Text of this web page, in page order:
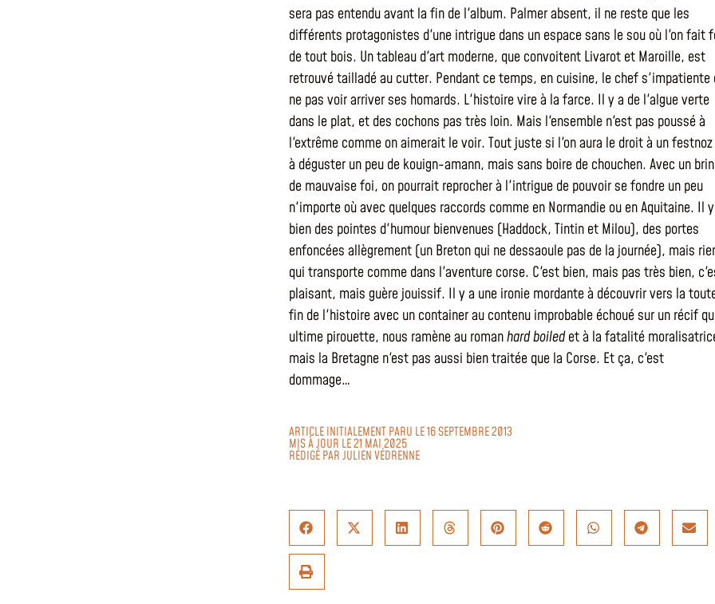
sera pas entendu avant la fin de l'album. Palmer absent, il ne reste que les
différents protagonistes d'une intrigue dans un espace sans le sou où l'on fait
de tout bois. Un tableau d'art moderne, que convoitent Livarot et Maroille, est
retrouvé tailladé au cutter. Pendant ce temps, en cuisine, le chef s'impatiente
ne pas voir arriver ses homards. L'histoire vire à la farce. Il y a de l'algue verte
dans le plat, et des cochons pas très loin. Mais l'ensemble n'est pas poussé à
l'extrême comme on aimerait le voir. Tout juste si l'on aura le droit à un
à déguster un peu de kouign-amann, mais sans boire de chouchen. Avec un brin
de mauvaise foi, on pourrait reprocher à l'intrigue de pouvoir se fondre un peu
n'importe où avec quelques raccords comme en Normandie ou en Aquitaine. Il
bien des pointes d'humour bienvenues (Haddock, Tintin et Milou), des portes
enfoncées allègrement (un Breton qui ne dessaoule pas de la journée), mais
qui transporte comme dans l'aventure corse. C'est bien, mais pas très bien,
plaisant, mais guère jouissif. Il y a une ironie mordante à découvrir vers la
fin de l'histoire avec un container au contenu improbable échoué sur un récif
ultime pirouette, nous ramène au romanhard boiledet à la fatalité
mais la Bretagne n'est pas aussi bien traitée que la Corse. Et ça, c'est
dommage…
ARTICLE INITIALEMENT PARU LE 16 SEPTEMBRE 2013
MIS À JOUR LE 21 MAI 2025
RÉDIGÉ PARJULIEN VÉDRENNE